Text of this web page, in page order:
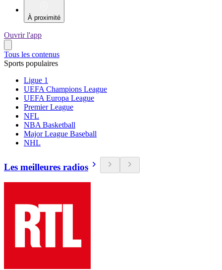
À proximité
Ouvrir l'app
Tous les contenus
Sports populaires
Ligue 1
UEFA Champions League
UEFA Europa League
Premier League
NFL
NBA Basketball
Major League Baseball
NHL
Les meilleures radios